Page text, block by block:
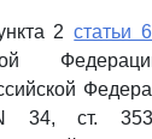
2статьи
34, ст.